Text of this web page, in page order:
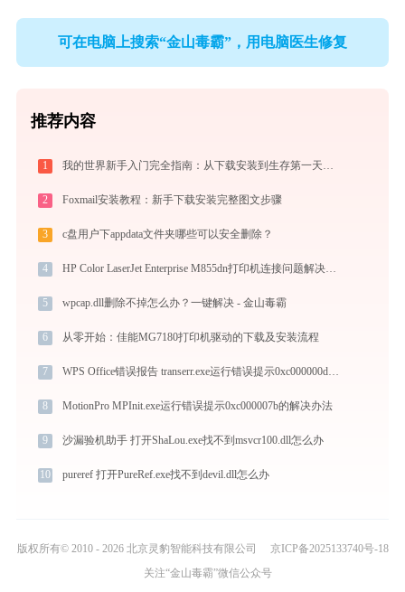
可在电脑上搜索“金山毒霸”，用电脑医生修复
推荐内容
1 我的世界新手入门完全指南：从下载安装到生存第一天，一篇讲透
2 Foxmail安装教程：新手下载安装完整图文步骤
3 c盘用户下appdata文件夹哪些可以安全删除？
4 HP Color LaserJet Enterprise M855dn打印机连接问题解决方法-金山毒霸
5 wpcap.dll删除不掉怎么办？一键解决 - 金山毒霸
6 从零开始：佳能MG7180打印机驱动的下载及安装流程
7 WPS Office错误报告 transerr.exe运行错误提示0xc000000d的解决办法
8 MotionPro MPInit.exe运行错误提示0xc000007b的解决办法
9 沙漏验机助手 打开ShaLou.exe找不到msvcr100.dll怎么办
10 pureref 打开PureRef.exe找不到devil.dll怎么办
版权所有© 2010 - 2026 北京灵豹智能科技有限公司
京ICP备2025133740号-18
关注“金山毒霸”微信公众号